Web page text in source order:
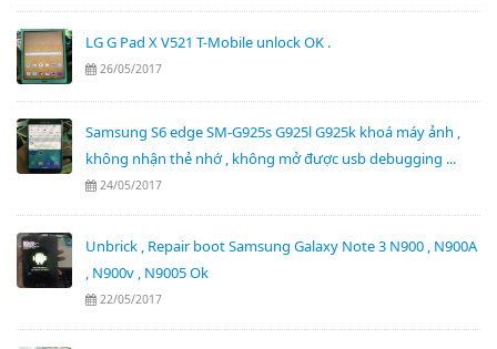
LG G Pad X V521 T-Mobile unlock OK .
26/05/2017
Samsung S6 edge SM-G925s G925l G925k khoá máy ảnh ,
không nhận thẻ nhớ , không mở được usb debugging ...
24/05/2017
Unbrick , Repair boot Samsung Galaxy Note 3 N900 , N900A
, N900v , N9005 Ok
22/05/2017